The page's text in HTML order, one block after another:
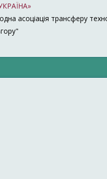
асоціація трансферу